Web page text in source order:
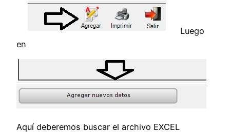
Luego
en
Aquí deberemos buscar el archivo EXCEL